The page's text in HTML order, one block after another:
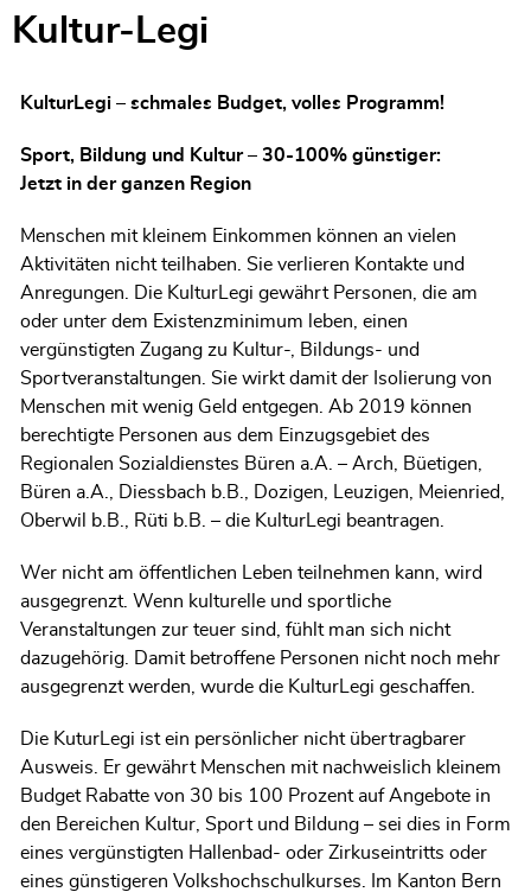
Kultur-Legi
KulturLegi – schmales Budget, volles Programm!
Sport, Bildung und Kultur – 30-100% günstiger:
Jetzt in der ganzen Region
Menschen mit kleinem Einkommen können an vielen
Aktivitäten nicht teilhaben. Sie verlieren Kontakte und
Anregungen. Die KulturLegi gewährt Personen, die am
oder unter dem Existenzminimum leben, einen
vergünstigten Zugang zu Kultur-, Bildungs- und
Sportveranstaltungen. Sie wirkt damit der Isolierung von
Menschen mit wenig Geld entgegen. Ab 2019 können
berechtigte Personen aus dem Einzugsgebiet des
Regionalen Sozialdienstes Büren a.A. – Arch, Büetigen,
Büren a.A., Diessbach b.B., Dozigen, Leuzigen, Meienried,
Oberwil b.B., Rüti b.B. – die KulturLegi beantragen.
Wer nicht am öffentlichen Leben teilnehmen kann, wird
ausgegrenzt. Wenn kulturelle und sportliche
Veranstaltungen zur teuer sind, fühlt man sich nicht
dazugehörig. Damit betroffene Personen nicht noch mehr
ausgegrenzt werden, wurde die KulturLegi geschaffen.
Die KuturLegi ist ein persönlicher nicht übertragbarer
Ausweis. Er gewährt Menschen mit nachweislich kleinem
Budget Rabatte von 30 bis 100 Prozent auf Angebote in
den Bereichen Kultur, Sport und Bildung – sei dies in Form
eines vergünstigten Hallenbad- oder Zirkuseintritts oder
eines günstigeren Volkshochschulkurses. Im Kanton Bern